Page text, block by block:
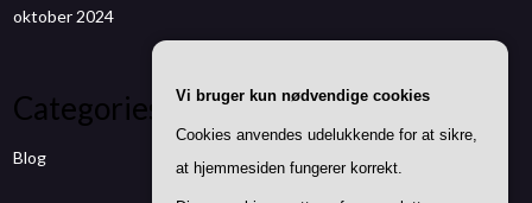
oktober 2024
Categories
Blog
Vi bruger kun nødvendige cookies
Cookies anvendes udelukkende for at sikre,
at hjemmesiden fungerer korrekt.